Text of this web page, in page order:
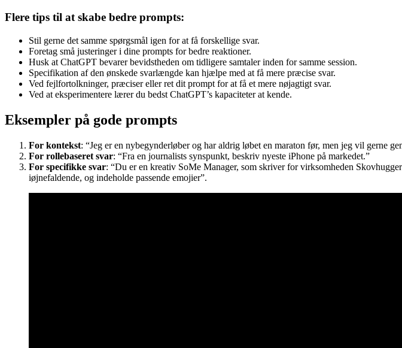
Flere tips til at skabe bedre prompts:
Stil gerne det samme spørgsmål igen for at få forskellige svar.
Foretag små justeringer i dine prompts for bedre reaktioner.
Husk at ChatGPT bevarer bevidstheden om tidligere samtaler inden for samme session.
Specifikation af den ønskede svarlængde kan hjælpe med at få mere præcise svar.
Ved fejlfortolkninger, præciser eller ret dit prompt for at få et mere nøjagtigt svar.
Ved at eksperimentere lærer du bedst ChatGPT’s kapaciteter at kende​​.
Eksempler på gode prompts
For kontekst: “Jeg er en nybegynderløber og har aldrig løbet en maraton før, men jeg vil gerne
For rollebaseret svar: “Fra en journalists synspunkt, beskriv nyeste iPhone på markedet.”
For specifikke svar: “Du er en kreativ SoMe Manager, som skriver for virksomheden
iøjnefaldende, og indeholde passende emojier”.